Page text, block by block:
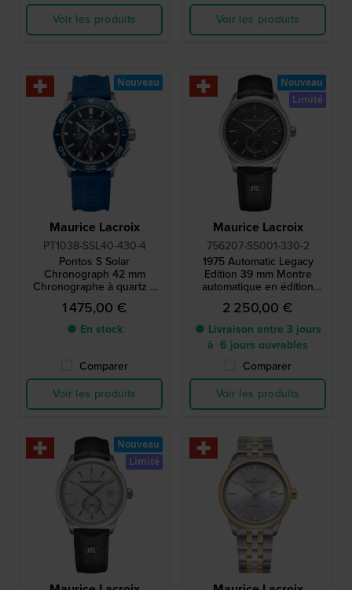
Voir les produits
Voir les produits
Maurice Lacroix
PT1038-SSL40-430-4
Pontos S Solar
Chronograph 42 mm
Chronographe à quartz à
énergie solaire, fabriqué en
Suisse
1 475,00 €
● En stock
Comparer
Voir les produits
Nouveau
Maurice Lacroix
756207-SS001-330-2
1975 Automatic Legacy
Edition 39 mm Montre
automatique en édition
limitée de fabrication suisse
avec petite seconde
2 250,00 €
● Livraison entre 3 jours
à 6 jours ouvrables
Comparer
Voir les produits
Nouveau
Limité
Nouveau
Limité